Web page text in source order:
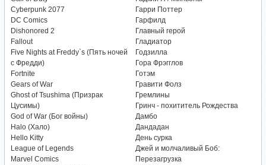
Cyberpunk 2077
DC Comics
Dishonored 2
Fallout
Five Nights at Freddy`s (Пять ночей
с Фредди)
Fortnite
Gears of War
Ghost of Tsushima (Призрак
Цусимы)
God of War (Бог войны)
Halo (Хало)
Hello Kitty
League of Legends
Marvel Comics
Гарри Поттер
Гарфилд
Главный герой
Гладиатор
Годзилла
Гора Фрэгглов
Готэм
Гравити Фолз
Гремлины
Гринч - похититель Рождества
Дамбо
Дандадан
День сурка
Джей и молчаливый Боб:
Перезагрузка